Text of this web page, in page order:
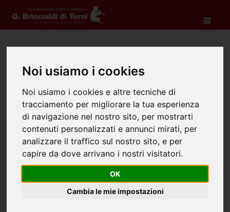
Noi usiamo i cookies
Noi usiamo i cookies e altre tecniche di
tracciamento per migliorare la tua esperienza
di navigazione nel nostro sito, per mostrarti
contenuti personalizzati e annunci mirati, per
analizzare il traffico sul nostro sito, e per
capire da dove arrivano i nostri visitatori.
OK
Cambia le mie impostazioni
AUTOCERTIFICAZIONE GENERICA